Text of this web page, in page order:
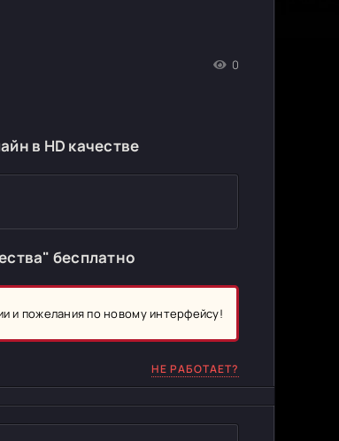
0
в HD качестве
бесплатно
и пожелания по новому интерфейсу!
НЕ РАБОТАЕТ?